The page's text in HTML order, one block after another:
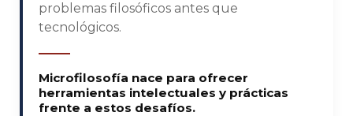
problemas filosóficos antes que
tecnológicos.
Microfilosofía nace para ofrecer
herramientas intelectuales y prácticas
frente a estos desafíos.